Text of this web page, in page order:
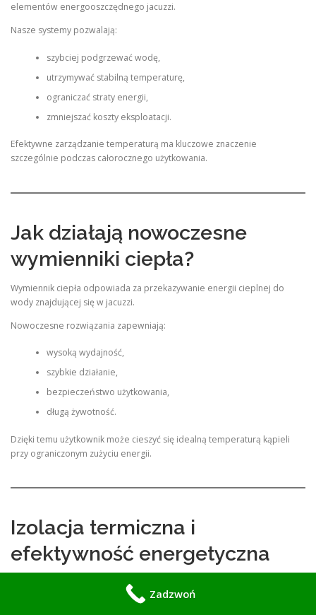
elementów energooszczędnego jacuzzi.
Nasze systemy pozwalają:
szybciej podgrzewać wodę,
utrzymywać stabilną temperaturę,
ograniczać straty energii,
zmniejszać koszty eksploatacji.
Efektywne zarządzanie temperaturą ma kluczowe znaczenie
szczególnie podczas całorocznego użytkowania.
Jak działają nowoczesne
wymienniki ciepła?
Wymiennik ciepła odpowiada za przekazywanie energii cieplnej do
wody znajdującej się w jacuzzi.
Nowoczesne rozwiązania zapewniają:
wysoką wydajność,
szybkie działanie,
bezpieczeństwo użytkowania,
długą żywotność.
Dzięki temu użytkownik może cieszyć się idealną temperaturą kąpieli
przy ograniczonym zużyciu energii.
Izolacja termiczna i
efektywność energetyczna
Projektując nasze jacuzzi, ogromną uwagę przykładamy do ograniczenia
Zadzwoń